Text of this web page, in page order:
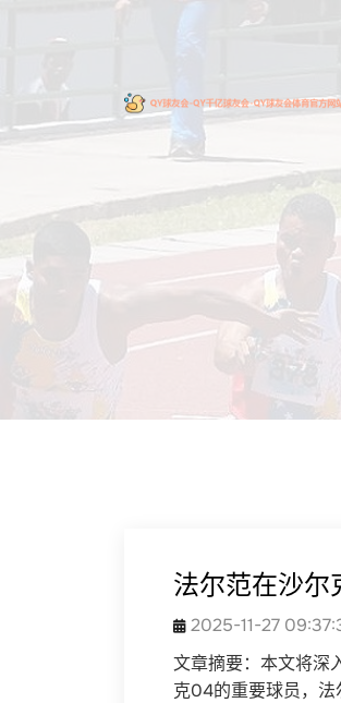
法尔范在沙尔
2025-11-27
文章摘要：本文将深
克04的重要球员，法